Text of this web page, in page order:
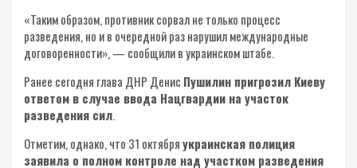
«Таким образом, противник сорвал не только процесс
разведения, но и в очередной раз нарушил международные
договоренности», — сообщили в украинском штабе.
Ранее сегодня глава ДНР Денис Пушилин пригрозил Киеву
ответом в случае ввода Нацгвардии на участок
разведения сил.
Отметим, однако, что 31 октябряукраинская полиция
заявила о полном контроле над участком разведения